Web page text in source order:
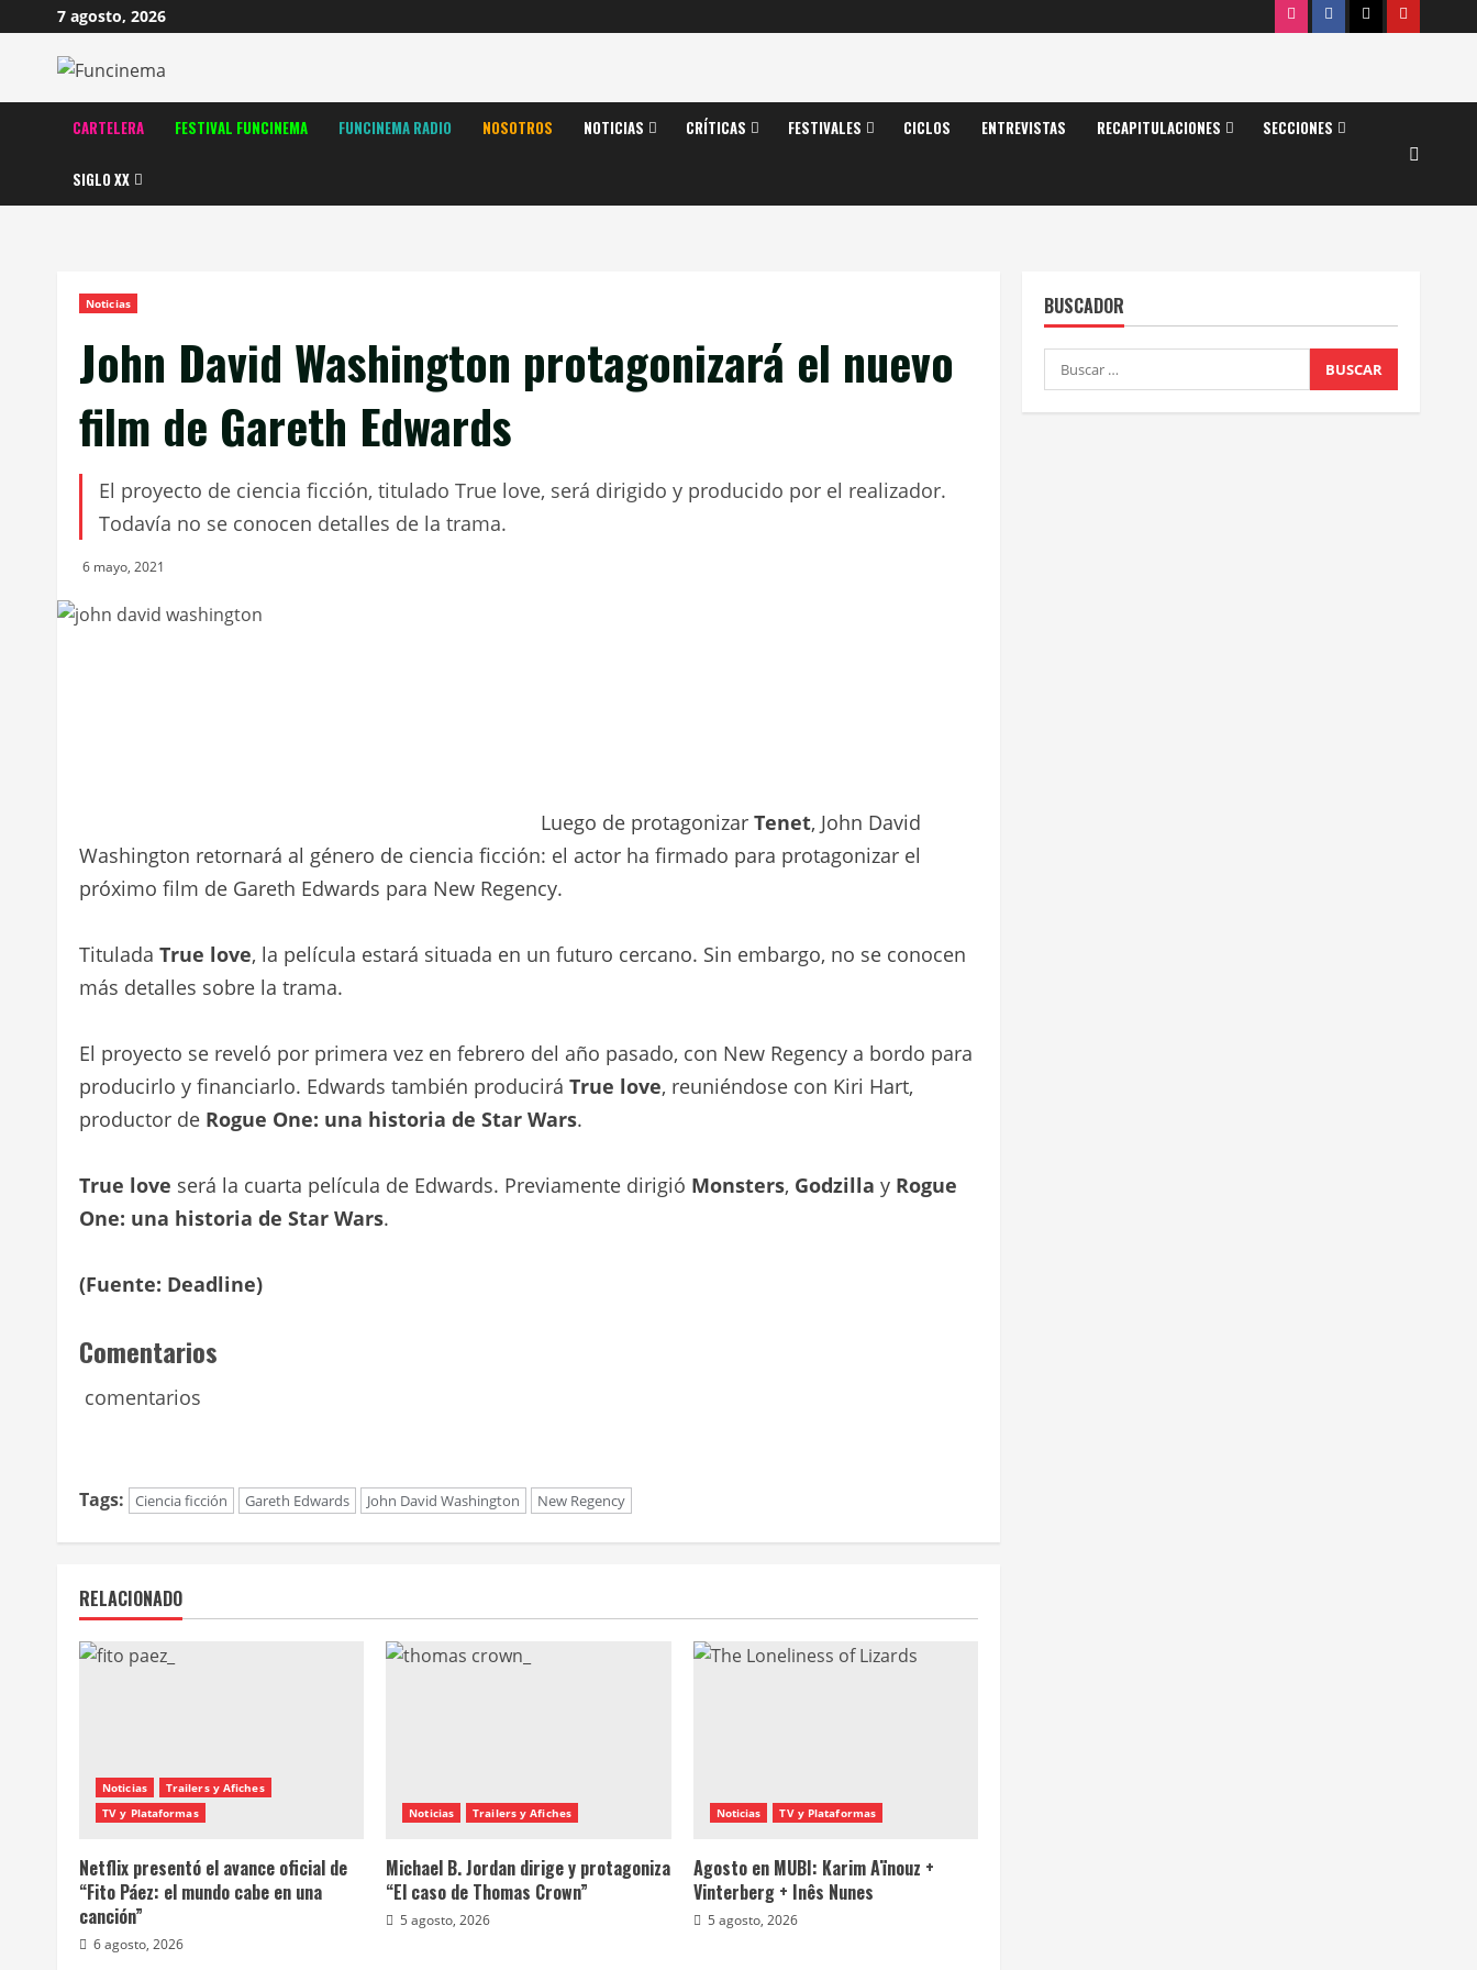
contenido
7 agosto, 2026 Instagram
Facebook
X Youtube
CARTELERA FESTIVAL FUNCINEMA FUNCINEMA RADIO NOSOTROS NOTICIAS CRÍTICAS FESTIVALES CICLOS ENTREVISTAS RECAPITULACIONES SECCIONES
SIGLO XX
Noticias
John David Washington protagonizará el nuevo
film de Gareth Edwards
El proyecto de ciencia ficción, titulado True love, será dirigido y producido por el realizador.
Todavía no se conocen detalles de la trama.
6 mayo, 2021
Luego de protagonizar Tenet, John David
Washington retornará al género de ciencia ficción: el actor ha firmado para protagonizar el
próximo film de Gareth Edwards para New Regency.
Titulada True love, la película estará situada en un futuro cercano. Sin embargo, no se conocen
más detalles sobre la trama.
El proyecto se reveló por primera vez en febrero del año pasado, con New Regency a bordo para
producirlo y financiarlo. Edwards también producirá True love, reuniéndose con Kiri Hart,
productor de Rogue One: una historia de Star Wars.
True love será la cuarta película de Edwards. Previamente dirigió Monsters, Godzilla y Rogue
One: una historia de Star Wars.
(Fuente: Deadline)
Comentarios
comentarios
Tags: Ciencia ficción Gareth Edwards John David Washington New Regency
RELACIONADO
Noticias
Trailers y Afiches
TV y Plataformas
Netflix presentó el avance oficial de
“Fito Páez: el mundo cabe en una
canción”
6 agosto, 2026
Noticias Trailers y Afiches
Michael B. Jordan dirige y protagoniza
“El caso de Thomas Crown”
5 agosto, 2026
Noticias TV y Plataformas
Agosto en MUBI: Karim Aïnouz +
Vinterberg + Inês Nunes
5 agosto, 2026
BUSCADOR
Buscar: